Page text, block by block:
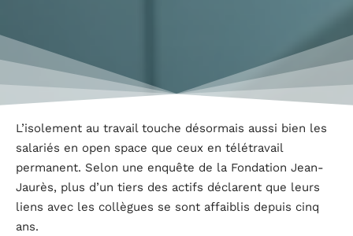
L’isolement au travail touche désormais aussi bien les
salariés en open space que ceux en télétravail
permanent. Selon une enquête de la Fondation Jean-
Jaurès, plus d’un tiers des actifs déclarent que leurs
liens avec les collègues se sont affaiblis depuis cinq
ans.